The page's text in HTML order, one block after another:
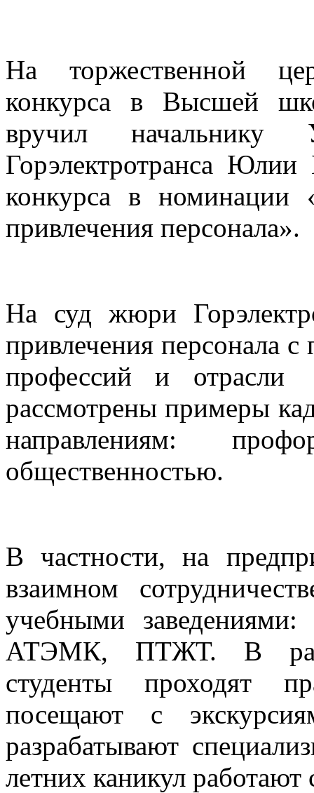
На торжественной
конкурса в Высшей
вручил начальнику
Горэлектротранса Юлии
конкурса в номинации
привлечения персонала».
На суд жюри
привлечения персонала
профессий и
рассмотрены примеры
направлениям:
общественностью.
В частности, на
взаимном
учебными
АТЭМК, ПТЖТ. В
студенты проходят
посещают с
разрабатывают
летних каникул работают